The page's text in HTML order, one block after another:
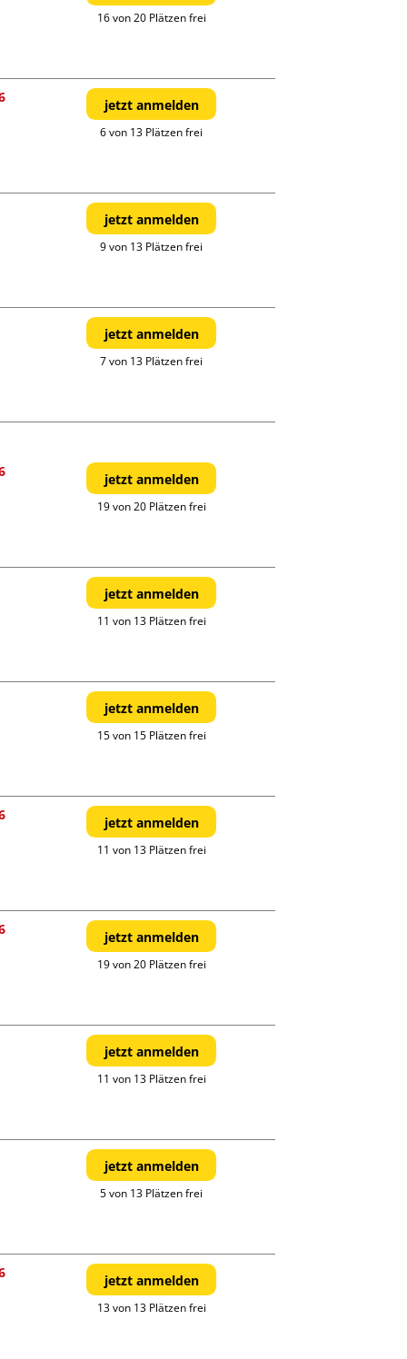
16 von 20 Plätzen frei
jetzt anmelden
6 von 13 Plätzen frei
jetzt anmelden
9 von 13 Plätzen frei
jetzt anmelden
7 von 13 Plätzen frei
jetzt anmelden
19 von 20 Plätzen frei
jetzt anmelden
11 von 13 Plätzen frei
jetzt anmelden
15 von 15 Plätzen frei
jetzt anmelden
11 von 13 Plätzen frei
jetzt anmelden
19 von 20 Plätzen frei
jetzt anmelden
11 von 13 Plätzen frei
jetzt anmelden
5 von 13 Plätzen frei
jetzt anmelden
13 von 13 Plätzen frei